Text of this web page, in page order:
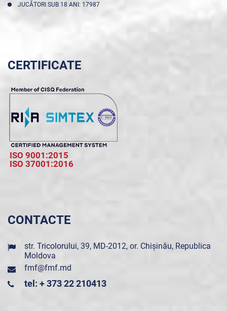
JUCĂTORI SUB 18 ANI: 17987
CERTIFICATE
ISO 9001:2015
ISO 37001:2016
CONTACTE
str. Tricolorului, 39, MD-2012, or. Chișinău, Republica
Moldova
fmf@fmf.md
tel: + 373 22 210413